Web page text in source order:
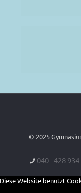
© 2025
040 - 428 934
Diese Website benutzt